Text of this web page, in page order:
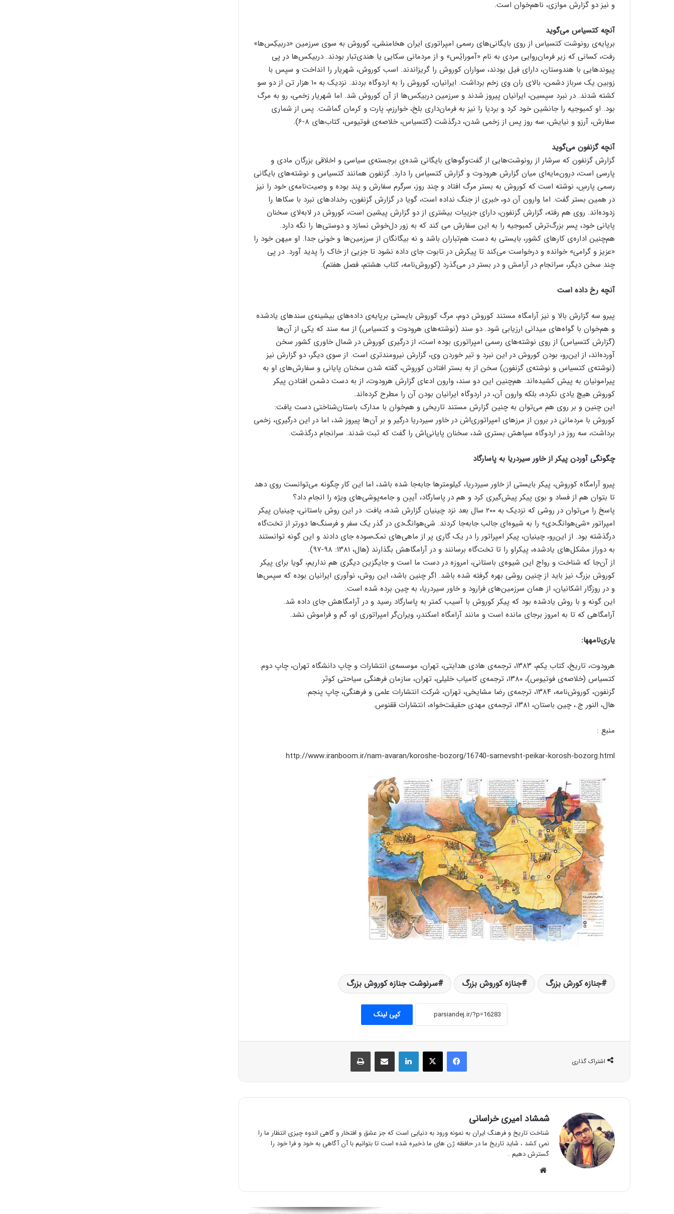
و نیز دو گزارش‌ موازی، ناهم‌خوان است.
آنچه کتسیاس می‌گوید
برپایه‌ی رونوشت کتسیاس از روی بایگانی‌های رسمی امپراتوری ایران هخامنشی، کوروش به سوی سرزمین «دربیکِس‌ها»
رفت، کسانی که زیر فرمان‌روایی مردی به نام «آمورایُس» و از مردمانی سکایی یا هندی‌تبار بودند. دربیکس‌ها در پی
پیوندهایی با هندوستان، دارای فیل بودند، سواران کوروش را گریزاندند. اسب کوروش، شهریار را انداخت و سپس با
زوبین یک سرباز دشمن، بالای ران وی زخم برداشت. ایرانیان، کوروش را به اردوگاه بردند. نزدیک به ۱۰ هزار تن از دو سو
کشته شدند. در نبرد سپسین، ایرانیان پیروز شدند و سرزمین دربیکس‌ها از آن کوروش شد. اما شهریار زخمی، رو به مرگ
بود. او کمبوجیه را جانشین خود کرد و بردیا را نیز به فرمان‌داری بلخ، خوارزم، پارت و کرمان گماشت. پس از شماری
سفارش، آرزو و نیایش، سه روز پس از زخمی شدن، درگذشت (کتسیاس، خلاصه‌ی فوتیوس، کتاب‌های ۸-۶).
آنچه گزنفون می‌گوید
گزارش گزنفون که سرشار از رونوشت‌هایی از گفت‌وگوهای بایگانی شده‌ی برجسته‌ی سیاسی و اخلاقی بزرگان مادی و
پارسی است، درون‌مایه‌‎ای میان گزارش هرودوت و گزارش کتسیاس را دارد. گزنفون همانند کتسیاس و نوشته‌های بایگانی
رسمی پارسِ، نوشته است که کوروش به بستر مرگ افتاد و چند روز، سرگرم سفارش و پند بوده و وصیت‌نامه‌ی خود را نیز
در همین بستر گفت. اما وارون آن دو، خبری از جنگ نداده است، گویا در گزارش گزنفون، رخدادهای نبرد با سکاها را
زدوده‌اند. روی هم رفته، گزارش گزنفون، دارای جزییات بیشتری از دو گزارش پیشین است، کوروش در لابه‌لای سخنان
پایانی خود، پسر بزرگ‌ترش کمبوجیه را به این سفارش می ‌کند که به زور دل‌خوش نسازد و دوستی‌ها را نگه دارد.
هم‌چنین اداره‌ی کارهای کشور، بایستی به دست هم‌تباران باشد و نه بیگانگان از سرزمین‌ها و خونی جدا. او میهن خود را
«عزیز و گرامی» خوانده و درخواست می‌کند تا پیکرش در تابوت جای داده نشود تا جزیی از خاک را پدید آورد. در پی
چند سخن دیگر، سرانجام در آرامش و در بستر در می‌گذرد (کوروش‌نامه، کتاب هشتم، فصل هفتم).
آنچه رخ داده است
پیرو سه گزارش بالا و نیز آرامگاه مستند کوروش دوم، مرگ کوروش بایستی برپایه‌ی داده‌های بیشینه‌‌ی سندهای یادشده
و هم‌خوان با گواه‌های میدانی ارزیابی شود. دو سند (نوشته‌های هرودوت و کتسیاس) از سه سند که یکی از آن‌ها
(گزارش کتسیاس) از روی نوشته‌های رسمی امپراتوری بوده است، از درگیری کوروش در شمال خاوری کشور سخن
آورده‌اند، از این‌رو، بودن کوروش در این نبرد و تیر خوردن وی، گزارش نیرومندتری است. از سوی دیگر، دو گزارش نیز
(نوشته‌ی کتسیاس و نوشته‌ی گزنفون) سخن از به بستر افتادن کوروش، گفته‌ شدن سخنان پایانی و سفارش‌های او به
پیرامونیان به پیش کشیده‌اند. هم‌چنین این دو سند، وارون ادعای گزارش هرودوت، از به دست دشمن افتادن پیکر
کوروش هیچ یادی نکرده، بلکه وارون آن، در اردوگاه ایرانیان بودن آن را مطرح کرده‌اند.
این چنین و بر روی هم می‌توان به چنین گزارش مستند تاریخی و هم‌خوان با مدارک باستان‌‌شناختی دست یافت:
کوروش با مردمانی در برون از مرزهای امپراتوری‌‌اش در خاور سیردریا درگیر و بر آن‌ها پیروز شد، اما در این درگیری، زخمی
برداشت، سه روز در اردوگاه سپاهش بستری شد، سخنان پایانی‌اش را گفت که ثبت شدند. سرانجام درگذشت.
چگونگی آوردن پیکر از خاور سیردریا به پاسارگاد
پیرو آرامگاه کوروش، پیکر بایستی از خاور سیردریا، کیلومترها جابه‌جا شده باشد، اما این کار چگونه می‌توانست روی دهد
تا بتوان هم از فساد و بوی پیکر پیش‌گیری کرد و هم در پاسارگاد، آیین و جامه‌پوشی‌های ویژه را انجام داد؟
پاسخ را می‌توان در روشی که نزدیک به ۲۰۰ سال بعد نزد چینیان گزارش شده، یافت. در این روش باستانی، چینیان پیکر
امپراتور «شی‌هوانگ‌دی» را به شیوه‌‌ای جالب جابه‌جا کردند. شی‌هوانگ‌دی در گذر یک سفر و فرسنگ‌ها دورتر از تخت‌گاه
درگذشته بود. از این‌رو، چینیان، پیکر امپراتور را در یک گاری پر از ماهی‌های نمک‎‌سوده جای دادند و این گونه توانستند
به دوراز مشکل‌های یادشده، پیکراو را تا تخت‌گاه برسانند و در آرامگاهش بگذارند (هال، ۱۳۸۱: ۹۸-۹۷).
از آن‌جا که شناخت و رواج این شیوه‌ی باستانی، امروزه در دست ما است و جایگزین دیگری هم نداریم، گویا برای پیکر
کوروش بزرگ نیز باید از چنین روشی بهره گرفته شده باشد. اگر چنین باشد، این روش، نوآوری ایرانیان بوده که سپس‌ها
و در روزگار اشکانیان، از همان سرزمین‌های فرارود و خاور سیردریا، به چین برده شده است.
این گونه و با روش یادشده بود که پیکر کوروش با آسیب کمتر به پاسارگاد رسید و در آرامگاهش جای داده شد.
آرامگاهی که تا به امروز برجای مانده است و مانند آرامگاه اسکندر، ویران‌گر امپراتوری او، گم و فراموش نشد.
یاری‌نامه‎ها:
هرودوت، تاریخ، کتاب یکم، ۱۳۸۳، ترجمه‌ی هادی هدایتی، تهران، موسسه‌ی انتشارات و چاپ دانشگاه تهران، چاپ دوم.
کتسیاس (خلاصه‌ی فوتیوس)، ۱۳۸۰، ترجمه‌ی کامیاب خلیلی، تهران، سازمان فرهنگی سیاحتی کوثر.
گزنفون، کوروش‌نامه، ۱۳۸۴، ترجمه‌ی رضا مشایخی، تهران، شرکت انتشارات علمی و فرهنگی، چاپ پنجم.
هال، النور ج.، چین باستان، ۱۳۸۱، ترجمه‌ی مهدی حقیقت‌خواه، انتشارات ققنوس.
منبع :
http://www.iranboom.ir/nam-avaran/koroshe-bozorg/16740-sarnevsht-peikar-korosh-bozorg.html
جنازه کورش بزرگ جنازه کوروش بزرگ سرنوشت جنازه کوروش بزرگ
کپی لینک
اشتراک گذاری
فیس بوک X لینکدین اشتراک گذاری از طریق ایمیل چاپ
شمشاد امیری خراسانی
شناخت تاریخ و فرهنگ ایران به نمونه ورود به دنیایی است که جز عشق و افتخار و گاهی اندوه چیزی انتظار ما را
نمی کشد ، شاید تاریخ ما در حافظه ژن های ما ذخیره شده است تا بتوانیم با آن آگاهی به خود و فرا خود را
گسترش دهیم .
معرفی چگانگی نام کورش بزرگ (کوروش یا
کورش ؟)